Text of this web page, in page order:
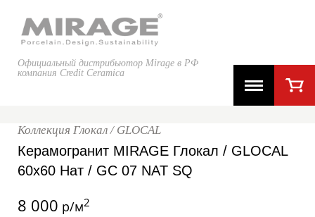
Официальный дистрибьютор Mirage в РФ
компания Credit Ceramica
Коллекция Глокал / GLOCAL
Керамогранит MIRAGE Глокал / GLOCAL
60x60 Нат / GC 07 NAT SQ
8 000 р/м2